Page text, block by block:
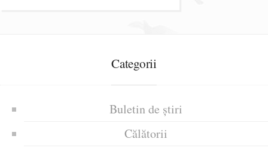
Categorii
Buletin de știri
Călătorii